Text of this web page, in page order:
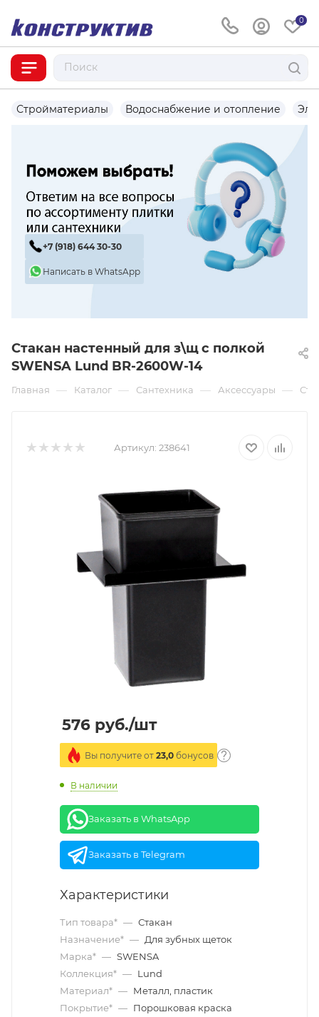
0
Стройматериалы Водоснабжение и отопление
+7 (918) 644 30-30
Написать в WhatsApp
Стакан настенный для з\щ с полкой
SWENSA Lund BR-2600W-14
Главная — Каталог — Сантехника — Аксессуары —
Артикул: 238641
576 руб./шт
Вы получите от 23,0 бонусов
В наличии
Заказать в WhatsApp
Заказать в Telegram
Характеристики
Тип товара* — Стакан
Назначение* — Для зубных щеток
Марка* — SWENSA
Коллекция* — Lund
Материал* — Металл, пластик
Покрытие* — Порошковая краска